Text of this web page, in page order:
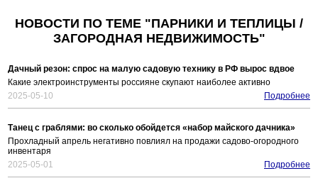
НОВОСТИ ПО ТЕМЕ "ПАРНИКИ И ТЕПЛИЦЫ /
ЗАГОРОДНАЯ НЕДВИЖИМОСТЬ"
Дачный резон: спрос на малую садовую технику в РФ вырос вдвое
Какие электроинструменты россияне скупают наиболее активно
2025-05-10
Подробнее
Танец с граблями: во сколько обойдется «набор майского дачника»
Прохладный апрель негативно повлиял на продажи садово-огородного
инвентаря
2025-05-01
Подробнее